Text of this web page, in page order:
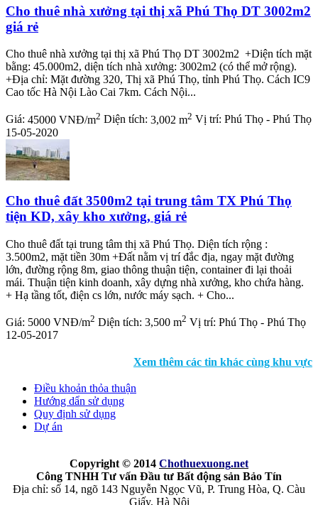
Cho thuê nhà xưởng tại thị xã Phú Thọ DT 3002m2
giá rẻ
Cho thuê nhà xưởng tại thị xã Phú Thọ DT 3002m2 +Diện tích mặt
bằng: 45.000m2, diện tích nhà xưởng: 3002m2 (có thể mở rộng).
+Địa chỉ: Mặt đường 320, Thị xã Phú Thọ, tỉnh Phú Thọ. Cách IC9
Cao tốc Hà Nội Lào Cai 7km. Cách Nội...
Giá: 45000 VNĐ/m2 Diện tích: 3,002 m2 Vị trí: Phú Thọ - Phú Thọ
15-05-2020
Cho thuê đất 3500m2 tại trung tâm TX Phú Thọ
tiện KD, xây kho xưởng, giá rẻ
Cho thuê đất tại trung tâm thị xã Phú Thọ. Diện tích rộng :
3.500m2, mặt tiền 30m +Đất nằm vị trí đắc địa, ngay mặt đường
lớn, đường rộng 8m, giao thông thuận tiện, container đi lại thoải
mái. Thuận tiện kinh doanh, xây dựng nhà xưởng, kho chứa hàng.
+ Hạ tầng tốt, điện cs lớn, nước máy sạch. + Cho...
Giá: 5000 VNĐ/m2 Diện tích: 3,500 m2 Vị trí: Phú Thọ - Phú Thọ
12-05-2017
Xem thêm các tin khác cùng khu vực
Điều khoản thỏa thuận
Hướng dẩn sử dụng
Quy định sử dụng
Dự án
Copyright © 2014 Chothuexuong.net
Công TNHH Tư vấn Đầu tư Bất động sản Bảo Tín
Địa chỉ: số 14, ngõ 143 Nguyễn Ngọc Vũ, P. Trung Hòa, Q. Càu
Giấy, Hà Nội